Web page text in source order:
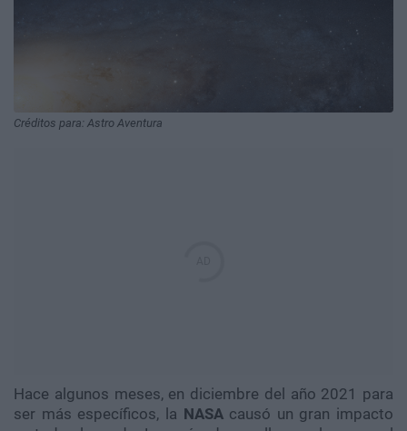
Créditos para: Astro Aventura
Hace algunos meses, en diciembre del año 2021 para
ser más específicos, la NASAcausó un gran impacto